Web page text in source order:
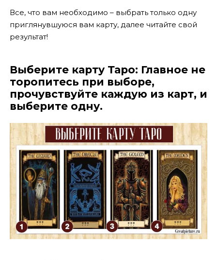
Все, что вам необходимо – выбрать только одну
приглянувшуюся вам карту, далее читайте свой
результат!
Выберите карту Таро: Главное не
торопитесь при выборе,
прочувствуйте каждую из карт, и
выберите одну.